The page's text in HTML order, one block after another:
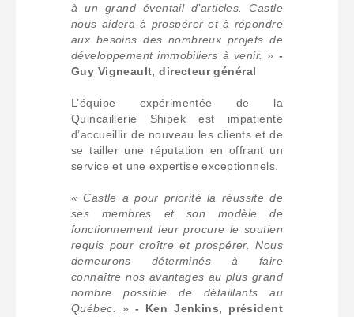
à un grand éventail d’articles. Castle
nous aidera à prospérer et à répondre
aux besoins des nombreux projets de
développement immobiliers à venir. » -
Guy Vigneault, directeur général
L’équipe expérimentée de la
Quincaillerie Shipek est impatiente
d’accueillir de nouveau les clients et de
se tailler une réputation en offrant un
service et une expertise exceptionnels.
« Castle a pour priorité la réussite de
ses membres et son modèle de
fonctionnement leur procure le soutien
requis pour croître et prospérer. Nous
demeurons déterminés à faire
connaître nos avantages au plus grand
nombre possible de détaillants au
Québec. » - Ken Jenkins, président